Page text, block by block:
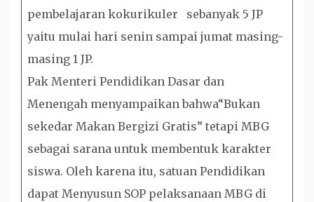
pembelajaran kokurikuler sebanyak 5 JP
yaitu mulai hari senin sampai jumat masing-
masing 1 JP.
Pak Menteri Pendidikan Dasar dan
Menengah menyampaikan bahwa“Bukan
sekedar Makan Bergizi Gratis” tetapi MBG
sebagai sarana untuk membentuk karakter
siswa. Oleh karena itu, satuan Pendidikan
dapat Menyusun SOP pelaksanaan MBG di